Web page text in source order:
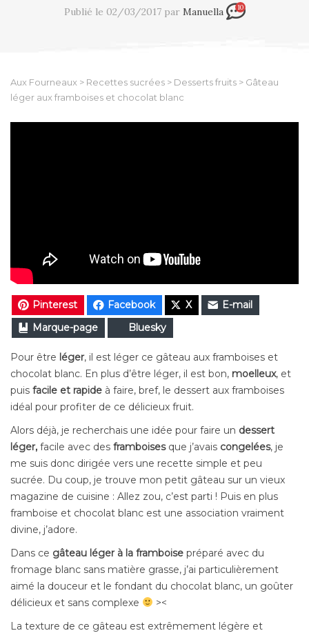
Publié le 02/03/2017 par Manuella 10
Aux Fourneaux > Recettes sucrées > Desserts fruits > Gâteau
léger aux framboises et chocolat blanc
Pinterest Facebook X
E-mail
Marque-page
Bluesky
Pour être léger, il est léger ce gâteau aux framboises et
chocolat blanc. En plus d’être léger, il est bon, moelleux, et
puis facile et rapide à faire, bref, le dessert aux framboises
idéal pour profiter de ce délicieux fruit.
Alors déjà, je recherchais une idée pour faire un dessert
léger, facile avec des framboisesque j’avais congelées, je
me suis donc dirigée vers une recette simple et peu
sucrée. Du coup, je trouve mon petit gâteau sur un vieux
magazine de cuisine : Allez zou, c’est parti ! Puis en plus
framboise et chocolat blanc est une association vraiment
divine, j’adore.
Dans ce gâteau léger à la framboise préparé avec du
fromage blanc sans matière grasse, j’ai particulièrement
aimé la douceur et le fondant du chocolat blanc, un goûter
délicieux et sans complexe
><
La texture de ce gâteau est extrêmement légère et